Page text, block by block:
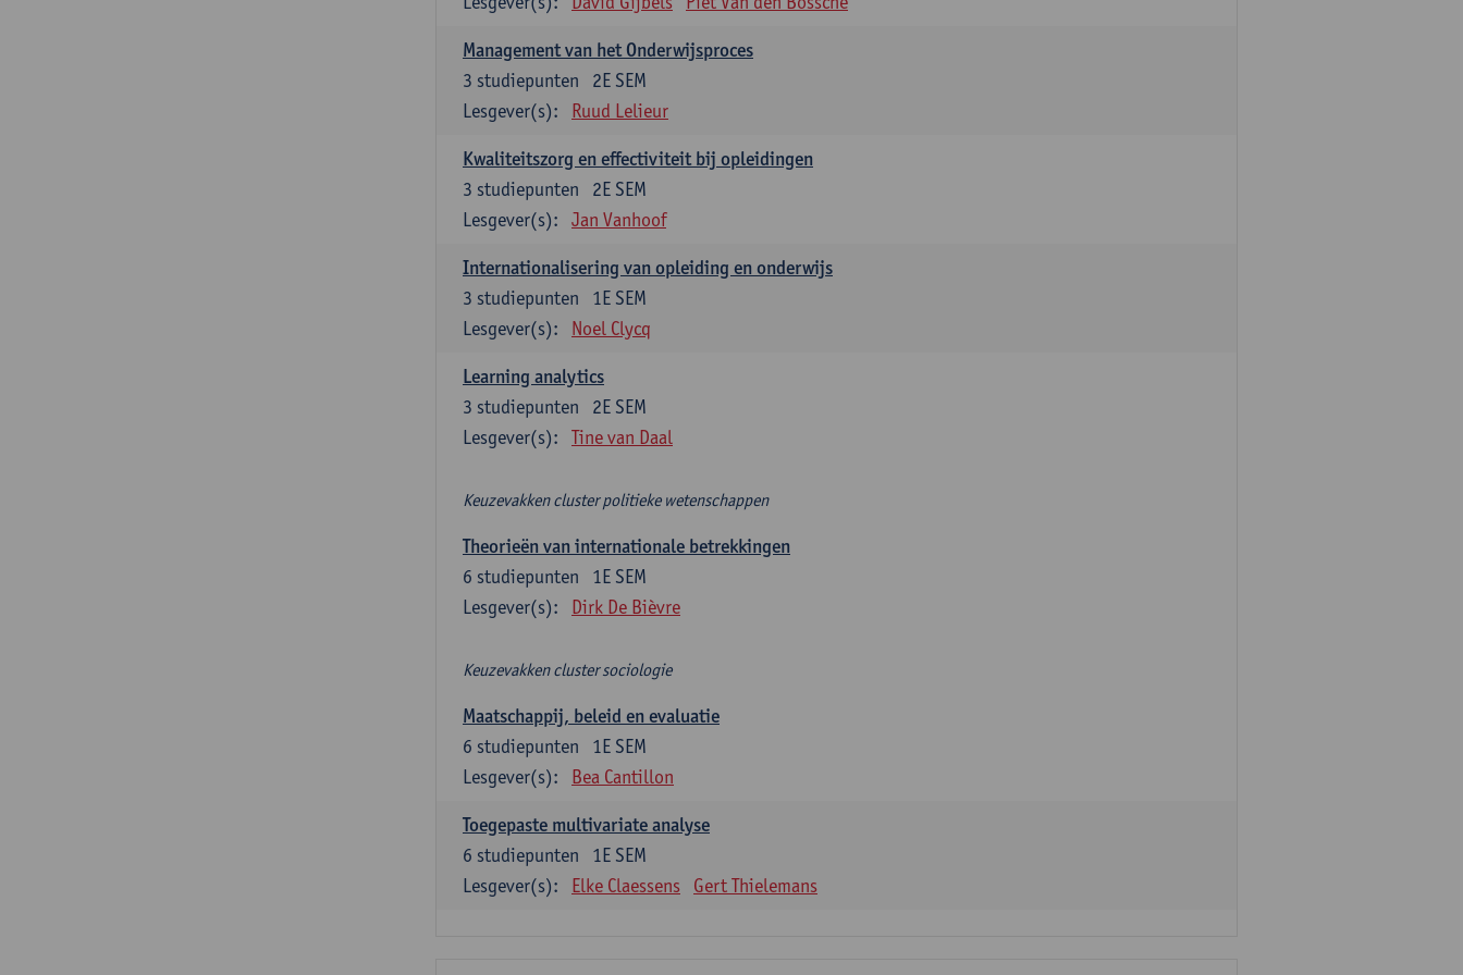
Management van het Onderwijsproces
2E SEM
3 studiepunten
Lesgever(s):
Ruud Lelieur
Kwaliteitszorg en effectiviteit bij opleidingen
2E SEM
3 studiepunten
Lesgever(s):
Jan Vanhoof
Internationalisering van opleiding en onderwijs
1E SEM
3 studiepunten
Lesgever(s):
Noel Clycq
Learning analytics
2E SEM
3 studiepunten
Lesgever(s):
Tine van Daal
Keuzevakken cluster politieke wetenschappen
Theorieën van internationale betrekkingen
1E SEM
6 studiepunten
Lesgever(s):
Dirk De Bièvre
Keuzevakken cluster sociologie
Maatschappij, beleid en evaluatie
1E SEM
6 studiepunten
Lesgever(s):
Bea Cantillon
Toegepaste multivariate analyse
1E SEM
6 studiepunten
Lesgever(s):
Elke Claessens Gert Thielemans